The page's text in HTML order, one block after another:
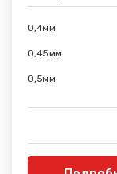
0,4мм
0,45мм
0,5мм
Спасибо за